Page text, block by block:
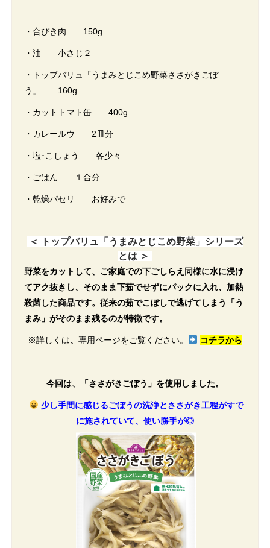
・合びき肉 150g
・油 小さじ２
・トップバリュ「うまみとじこめ野菜ささがきごぼ
う」 160g
・カットトマト缶 400g
・カレールウ 2皿分
・塩･こしょう 各少々
・ごはん １合分
・乾燥パセリ お好みで
＜ トップバリュ「うまみとじこめ野菜」シリーズ
とは ＞
野菜をカットして、ご家庭での下ごしらえ同様に水に浸け
てアク抜きし、そのまま下茹でせずにパックに入れ、加熱
殺菌した商品です。従来の茹でこぼしで逃げてしまう「う
まみ」がそのまま残るのが特徴です。
※詳しくは、専用ページをご覧ください。 コチラから
今回は、「ささがきごぼう」を使用しました。
少し手間に感じるごぼうの洗浄とささがき工程がすで
に施されていて、使い勝手が◎